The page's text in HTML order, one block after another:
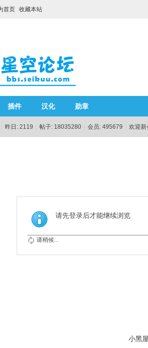
首页 收藏本站
插件 汉化 勋章
昨日: 2119 帖子: 18035280 会员: 495679 欢迎
请先登录后才能继续浏览
请稍候...
小黑